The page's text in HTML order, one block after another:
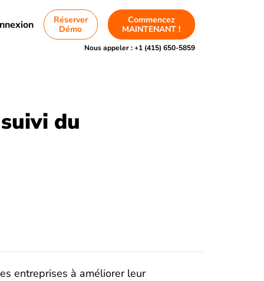
Réserver
Démo
Commencez
MAINTENANT !
Nous appeler :+1 (415) 650-5859
du
entreprises à améliorer leur